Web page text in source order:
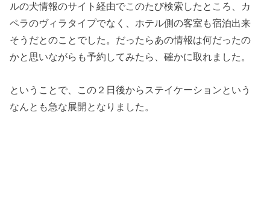
ルの犬情報のサイト経由でこのたび検索したところ、カ
ペラのヴィラタイプでなく、ホテル側の客室も宿泊出来
そうだとのことでした。だったらあの情報は何だったの
かと思いながらも予約してみたら、確かに取れました。
ということで、この２日後からステイケーションという
なんとも急な展開となりました。